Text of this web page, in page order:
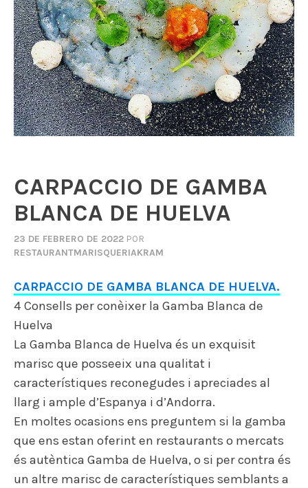
CARPACCIO DE GAMBA
BLANCA DE HUELVA
23 DE FEBRERO DE 2022 POR
RESTAURANTMARISQUERIAKRAM
CARPACCIO DE GAMBA BLANCA DE HUELVA.
4 Consells per conèixer la Gamba Blanca de
Huelva
La Gamba Blanca de Huelva és un exquisit
marisc que posseeix una qualitat i
característiques reconegudes i apreciades al
llarg i ample d’Espanya i d’Andorra.
En moltes ocasions ens preguntem si la gamba
que ens estan oferint en restaurants o mercats
és autèntica Gamba de Huelva, o si per contra és
un altre marisc de característiques semblants a